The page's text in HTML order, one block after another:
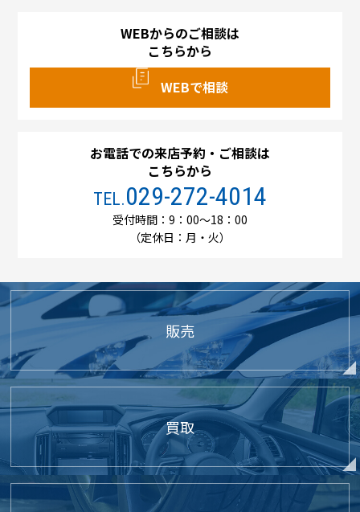
WEBからのご相談は
こちらから
WEBで相談
お電話での来店予約・ご相談は
こちらから
TEL.029-272-4014
受付時間：9：00～18：00
（定休日：月・火）
販売
買取